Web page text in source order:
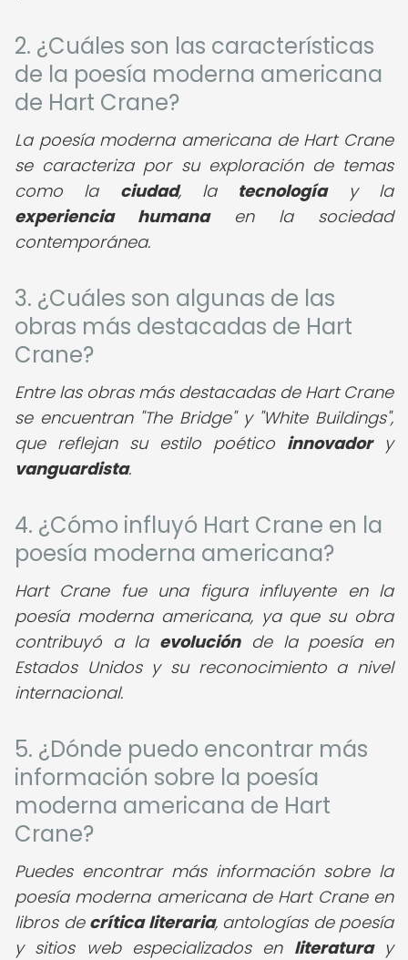
2. ¿Cuáles son las características
de la poesía moderna americana
de Hart Crane?
La poesía moderna americana de Hart Crane
se caracteriza por su exploración de temas
como la ciudad, la tecnologíay la
experiencia humanaen la sociedad
contemporánea.
3. ¿Cuáles son algunas de las
obras más destacadas de Hart
Crane?
Entre las obras más destacadas de Hart Crane
se encuentran "The Bridge" y "White Buildings",
que reflejan su estilo poético innovadory
vanguardista.
4. ¿Cómo influyó Hart Crane en la
poesía moderna americana?
Hart Crane fue una figura influyente en la
poesía moderna americana, ya que su obra
contribuyó a la evoluciónde la poesía en
Estados Unidos y su reconocimiento a nivel
internacional.
5. ¿Dónde puedo encontrar más
información sobre la poesía
moderna americana de Hart
Crane?
Puedes encontrar más información sobre la
poesía moderna americana de Hart Crane en
libros de crítica literaria, antologías de poesía
y sitios web especializados en literaturay